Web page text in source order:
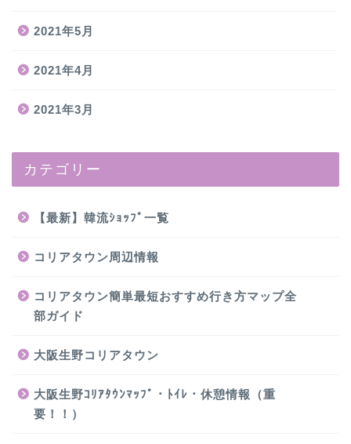
2021年5月
2021年4月
2021年3月
カテゴリー
【最新】韓流ｼｮｯﾌﾟ一覧
コリアタウン周辺情報
コリアタウン簡単最短おすすめ行き方マップ全
部ガイド
大阪生野コリアタウン
大阪生野ｺﾘｱﾀｳﾝﾏｯﾌﾟ・ﾄｲﾚ・休憩情報（重
要！！）